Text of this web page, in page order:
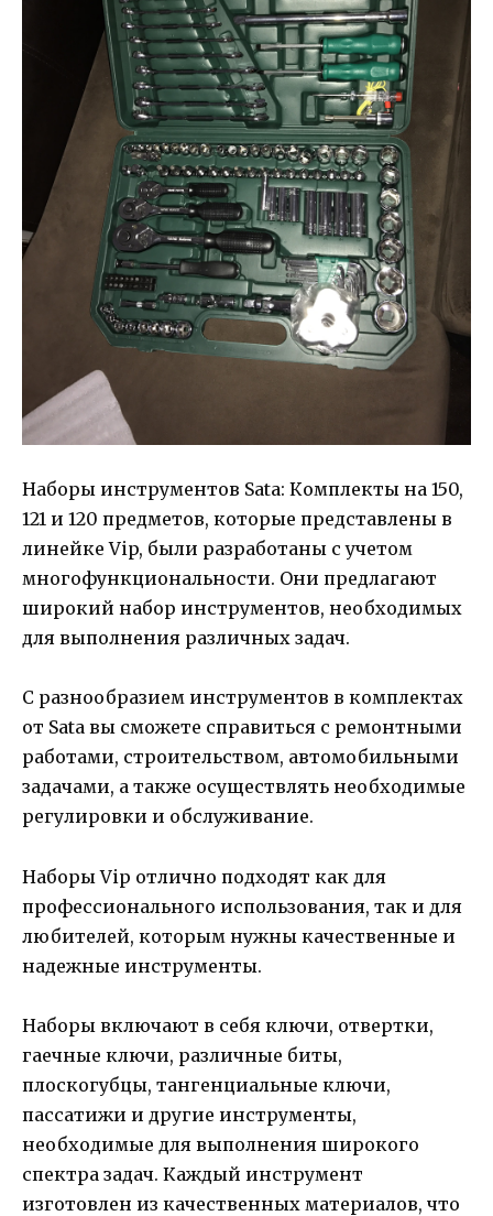
Наборы инструментов Sata: Комплекты на 150,
121 и 120 предметов, которые представлены в
линейке Vip, были разработаны с учетом
многофункциональности. Они предлагают
широкий набор инструментов, необходимых
для выполнения различных задач.
С разнообразием инструментов в комплектах
от Sata вы сможете справиться с ремонтными
работами, строительством, автомобильными
задачами, а также осуществлять необходимые
регулировки и обслуживание.
Наборы Vip отлично подходят как для
профессионального использования, так и для
любителей, которым нужны качественные и
надежные инструменты.
Наборы включают в себя ключи, отвертки,
гаечные ключи, различные биты,
плоскогубцы, тангенциальные ключи,
пассатижи и другие инструменты,
необходимые для выполнения широкого
спектра задач. Каждый инструмент
изготовлен из качественных материалов, что